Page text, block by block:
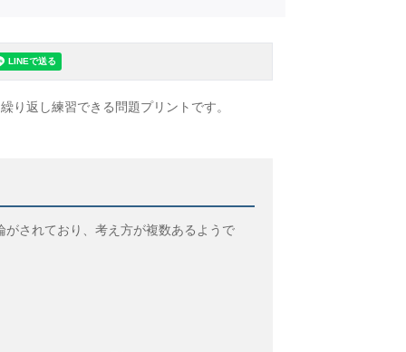
り返し練習できる問題プリントです。
されており、考え方が複数あるようで